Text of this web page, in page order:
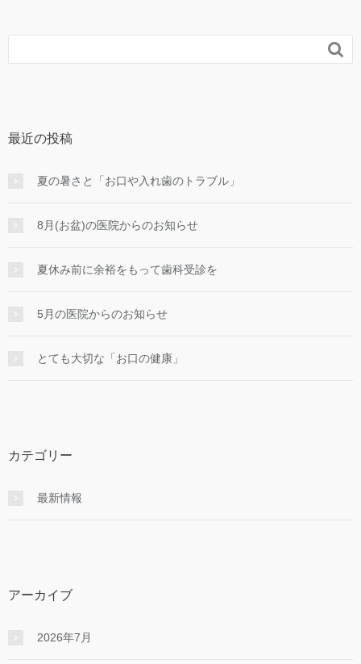

最近の投稿
夏の暑さと「お口や入れ歯のトラブル」
8月(お盆)の医院からのお知らせ
夏休み前に余裕をもって歯科受診を
5月の医院からのお知らせ
とても大切な「お口の健康」
カテゴリー
最新情報
アーカイブ
2026年7月